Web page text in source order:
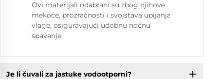
Ovi materijali odabrani su zbog njihove
mekoće, prozračnosti i svojstava upijanja
vlage, osiguravajući udobnu noćnu
spavanje.
Je li čuvali za jastuke vodootporni?